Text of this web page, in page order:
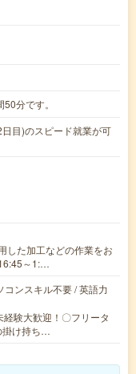
分です。
目)のスピード就業が可
した加工などの作業をお
～1:…
コンスキル不要 / 英語力
経験大歓迎！〇フリータ
掛け持ち…